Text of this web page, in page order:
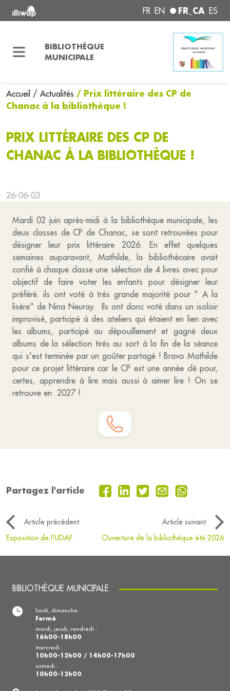
FR EN FR_CA ES
BIBLIOTHÈQUE
MUNICIPALE
Accueil / Actualités / Prix littéraire des CP de
Chanac à la bibliothèque !
PRIX LITTÉRAIRE DES CP DE
CHANAC À LA BIBLIOTHÈQUE !
26-06-03
Mardi 02 juin après-midi à la bibliothèque municipale, les
deux classes de CP de Chanac, se sont retrouvées pour
désigner leur prix littéraire 2026. En effet quelques
semaines auparavant, Mathilde, la bibliothécaire avait
confié à chaque classe une sélection de 4 livres avec pour
objectif de faire voter les enfants pour désigner leur
préféré. ils ont voté à très grande majorité pour " A la
lisère" de Nina Neuray. Ils ont donc voté dans un isoloir
improvisé, participé à des ateliers qui étaient en lien avec
les albums, participé au dépouillement et gagné deux
albums de la sélection tirés au sort à la fin de la séance
qui s'est terminée par un goûter partagé ! Bravo Mathilde
pour ce projet littéraire car le CP est une année clé pour,
certes, apprendre à lire mais aussi à aimer lire ! On se
retrouve en 2027 !
Partagez l'article
Article précédent
Article suivant
Exposition de l'UDAF
Ouverture de la bibliothèque été 2026
BIBLIOTHÈQUE MUNICIPALE
lundi, dimanche :
Fermé
mardi, jeudi, vendredi :
16h00-18h00
mercredi :
10h00-12h00 / 14h00-17h00
samedi :
10h00-12h00